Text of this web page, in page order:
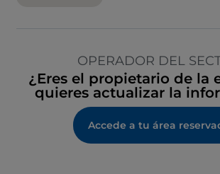
OPERADOR DEL
¿Eres el propietario de la
quieres actualizar la
Accede a tu área